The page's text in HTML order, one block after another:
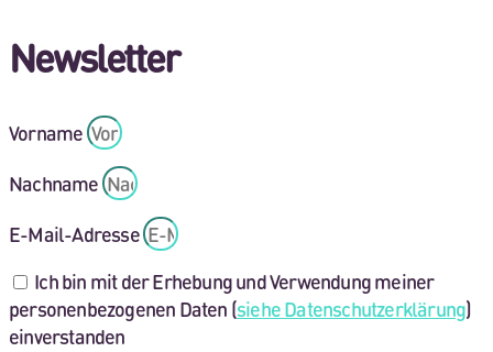
Newsletter
Vorname
Nachname
E-Mail-Adresse
Ich bin mit der Erhebung und Verwendung meiner
personenbezogenen Daten (siehe Datenschutzerklärung)
einverstanden